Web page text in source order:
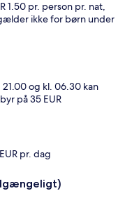
1.50 pr. person pr. nat,
ikke for børn under
21.00 og kl. 06.30 kan
på 35 EUR
pr. dag